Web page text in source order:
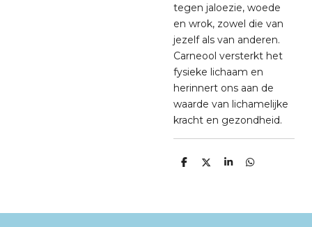
tegen jaloezie, woede
en wrok, zowel die van
jezelf als van anderen.
Carneool versterkt het
fysieke lichaam en
herinnert ons aan de
waarde van lichamelijke
kracht en gezondheid.
D
D
S
D